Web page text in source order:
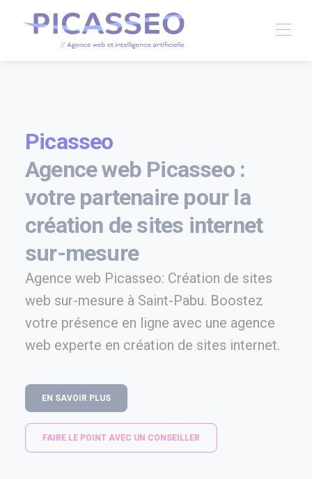
Picasseo
Agence web Picasseo :
votre partenaire pour la
création de sites internet
sur-mesure
Agence web Picasseo: Création de sites
web sur-mesure à Saint-Pabu. Boostez
votre présence en ligne avec une agence
web experte en création de sites internet.
EN SAVOIR PLUS
FAIRE LE POINT AVEC UN CONSEILLER